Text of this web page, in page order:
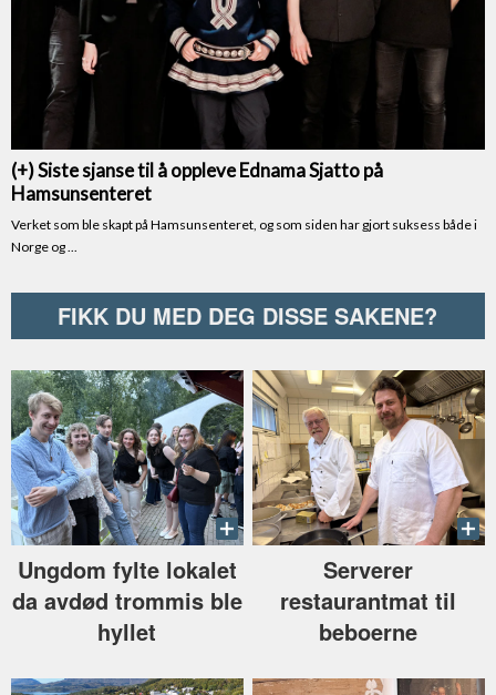
FIKK DU MED DEG DISSE SAKENE?
Ungdom fylte lokalet
da avdød trommis ble
hyllet
Serverer
restaurantmat til
beboerne